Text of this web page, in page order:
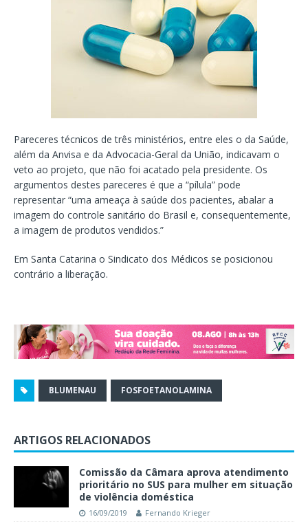
Pareceres técnicos de três ministérios, entre eles o da Saúde,
além da Anvisa e da Advocacia-Geral da União, indicavam o
veto ao projeto, que não foi acatado pela presidente. Os
argumentos destes pareceres é que a “pílula” pode
representar “uma ameaça à saúde dos pacientes, abalar a
imagem do controle sanitário do Brasil e, consequentemente,
a imagem de produtos vendidos.”
Em Santa Catarina o Sindicato dos Médicos se posicionou
contrário a liberação.
BLUMENAU FOSFOETANOLAMINA
ARTIGOS RELACIONADOS
Comissão da Câmara aprova atendimento
prioritário no SUS para mulher em situação
de violência doméstica
16/09/2019 Fernando Krieger